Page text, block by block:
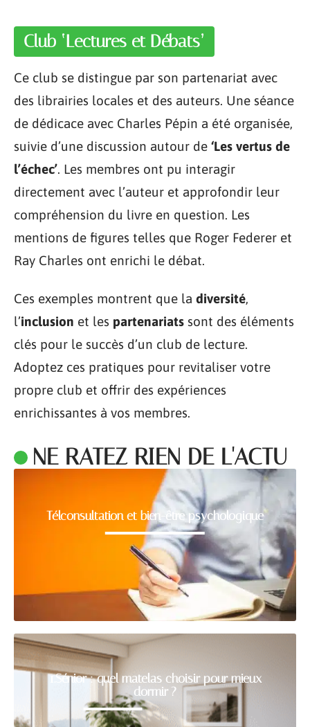
Club ‘Lectures et Débats’
Ce club se distingue par son partenariat avec
des librairies locales et des auteurs. Une séance
de dédicace avec Charles Pépin a été organisée,
suivie d’une discussion autour de ‘Les vertus de
l’échec’. Les membres ont pu interagir
directement avec l’auteur et approfondir leur
compréhension du livre en question. Les
mentions de figures telles que Roger Federer et
Ray Charles ont enrichi le débat.
Ces exemples montrent que la diversité,
l’inclusion et les partenariats sont des éléments
clés pour le succès d’un club de lecture.
Adoptez ces pratiques pour revitaliser votre
propre club et offrir des expériences
enrichissantes à vos membres.
NE RATEZ RIEN DE L'ACTU
Télconsultation et bien-être psychologique
1.Sénior : quel matelas choisir pour mieux
dormir ?